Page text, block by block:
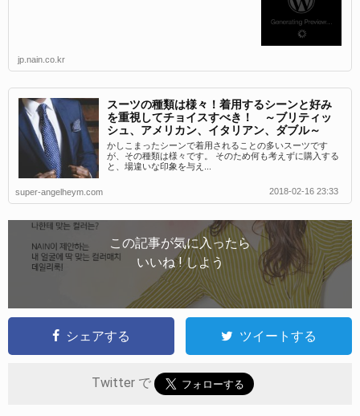
jp.nain.co.kr
スーツの種類は様々！着用するシーンと好み
を重視してチョイスすべき！ ～ブリティッ
シュ、アメリカン、イタリアン、ダブル～
かしこまったシーンで着用されることの多いスーツです
が、その種類は様々です。 そのため何も考えずに購入する
と、場違いな印象を与え...
super-angelheym.com 2018-02-16 23:33
この記事が気に入ったら
いいね ! しよう
シェアする ツイートする
Twitter で